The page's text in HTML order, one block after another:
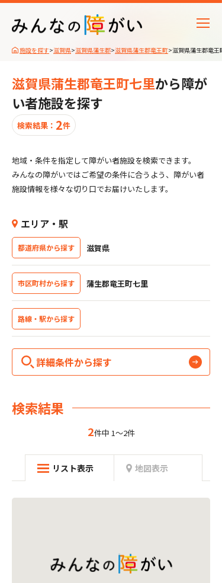
施設を探す>滋賀県>滋賀県蒲生郡>滋賀県蒲生郡竜王町>滋賀県蒲生郡竜王
滋賀県蒲生郡竜王町七里から障が
い者施設を探す
検索結果： 2件
地域・条件を指定して障がい者施設を検索できます。
みんなの障がいではご希望の条件に合うよう、障がい者
施設情報を様々な切り口でお届けいたします。
エリア・駅
都道府県から探す 滋賀県
市区町村から探す 蒲生郡竜王町七里
路線・駅から探す
受け入れタイプ
対象障がい
施設の特徴
該当障がい者施設
詳細条件から探す
検索結果
2件中 1～2件
リスト表示 地図表示